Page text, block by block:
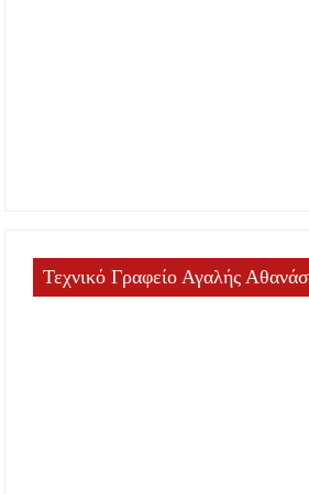
Τεχνικό Γραφείο Αγαλής